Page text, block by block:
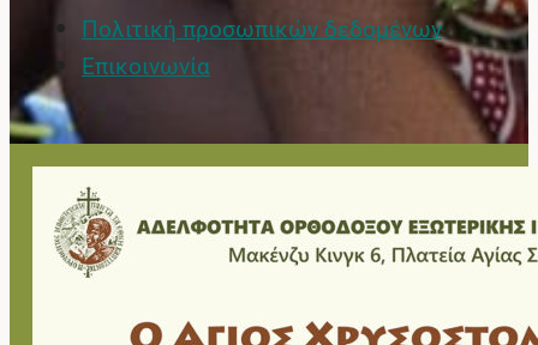
Πολιτική προσωπικών δεδομένων
Επικοινωνία